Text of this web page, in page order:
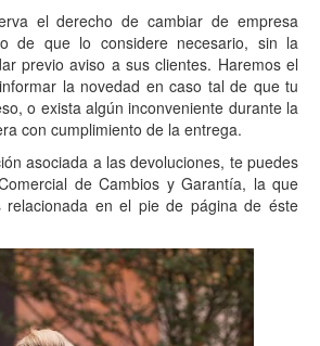
el derecho de cambiar de empresa
de que lo considere necesario, sin la
previo aviso a sus clientes. Haremos el
la novedad en caso tal de que tu
o exista algún inconveniente durante la
con cumplimiento de la entrega.
asociada a las devoluciones, te puedes
de Cambios y Garantía, la que
relacionada en el pie de página de éste